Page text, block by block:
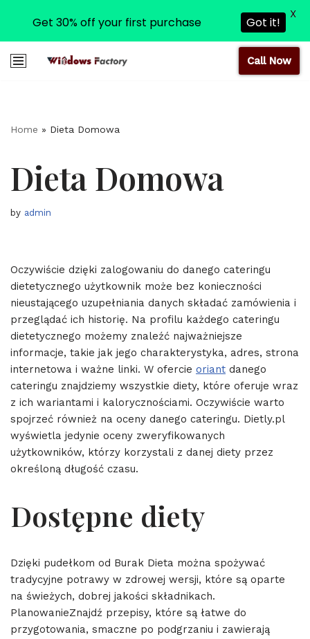
Call Now
Home » Dieta Domowa
Dieta Domowa
by admin
Oczywiście dzięki zalogowaniu do danego cateringu
dietetycznego użytkownik może bez konieczności
nieustającego uzupełniania danych składać zamówienia i
przeglądać ich historię. Na profilu każdego cateringu
dietetycznego możemy znaleźć najważniejsze
informacje, takie jak jego charakterystyka, adres, strona
internetowa i ważne linki. W ofercie oriant danego
cateringu znajdziemy wszystkie diety, które oferuje wraz
z ich wariantami i kalorycznościami. Oczywiście warto
spojrzeć również na oceny danego cateringu. Dietly.pl
wyświetla jedynie oceny zweryfikowanych
użytkowników, którzy korzystali z danej diety przez
określoną długość czasu.
Dostępne diety
Dzięki pudełkom od Burak Dieta można spożywać
tradycyjne potrawy w zdrowej wersji, które są oparte
na świeżych, dobrej jakości składnikach.
PlanowanieZnajdź przepisy, które są łatwe do
przygotowania, smaczne po podgrzaniu i zawierają
Get 30% off your first purchase Got it!
X